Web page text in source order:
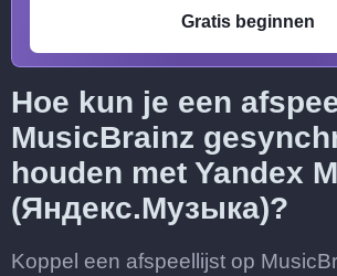
Gratis beginnen
Hoe kun je een
MusicBrainz
houden met Yandex
(Яндекс.Музыка)?
Koppel een afspeellijst op